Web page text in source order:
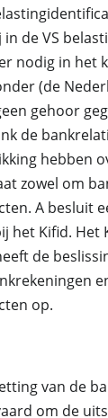
de VS
nodig in het
(de
gehoor
de
hebben
zowel om
A besluit
het Kifid. Het
de
op.
van de
om de